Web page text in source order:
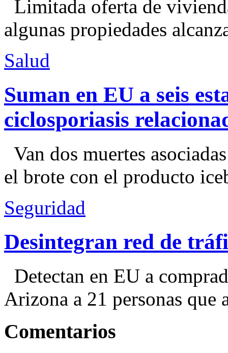
Limitada oferta de
algunas propiedades
Salud
Suman en EU a seis
ciclosporiasis
Van dos muertes
el brote con el producto
Seguridad
Desintegran red de
Detectan en EU a
Arizona a 21 personas que
Comentarios